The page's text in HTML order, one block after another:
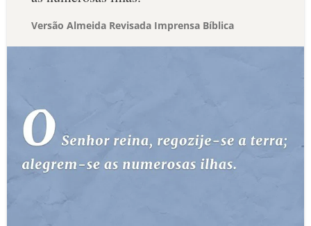
Versão Almeida Revisada Imprensa Bíblica